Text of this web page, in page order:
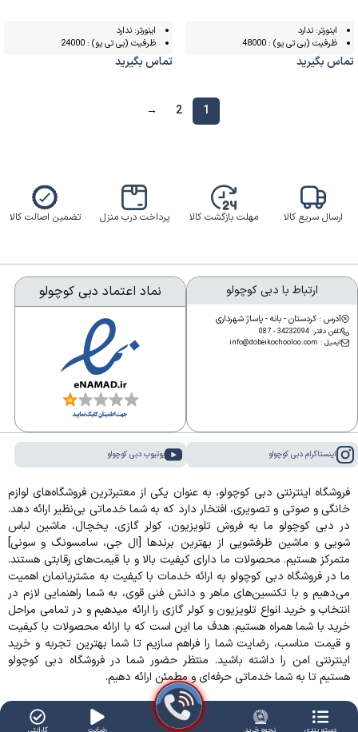
اینورتر: ندارد
ظرفیت (بی تی یو) : 48000
تماس بگیرید
اینورتر: ندارد
ظرفیت (بی تی یو) : 24000
تماس بگیرید
1
2
→
ارسال سریع کالا مهلت بازگشت کالا پرداخت درب منزل تضمین اصالت کالا
ارتباط با دبی کوچولو
آدرس : کردستان - بانه - پاساژ شهرداری
تلفن دفتر: 34232094 - 087
ایمیل : info@dobeikochooloo.com
نماد اعتماد دبی کوچولو
اینستاگرام دبی کوچولو یوتیوب دبی کوچولو
فروشگاه اینترنتی دبی کوچولو، به عنوان یکی از معتبرترین فروشگاه‌های لوازم
خانگی و صوتی و تصویری، افتخار دارد که به شما خدماتی بی‌نظیر ارائه دهد.
در دبی کوچولو ما به فروش تلویزیون، کولر گازی، یخچال، ماشین لباس
شویی و ماشین ظرفشویی از بهترین برندها [ال جی، سامسونگ و سونی]
متمرکز هستیم. محصولات ما دارای کیفیت بالا و با قیمت‌های رقابتی هستند.
ما در فروشگاه دبی کوچولو به ارائه خدمات با کیفیت به مشتریانمان اهمیت
می‌دهیم و با تکنسین‌های ماهر و دانش فنی قوی، به شما راهنمایی لازم در
انتخاب و خرید انواع تلویزیون و کولر گازی را ارائه میدهیم و در تمامی مراحل
خرید با شما همراه هستیم. هدف ما این است که با ارائه محصولات با کیفیت
و قیمت مناسب، رضایت شما را فراهم سازیم تا شما بهترین تجربه و خرید
اینترنتی امن را داشته باشید. منتظر حضور شما در فروشگاه دبی کوچولو
هستیم تا به شما خدماتی حرفه‌ای و مطمئن ارائه دهیم.